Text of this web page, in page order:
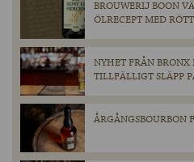
BROUWERIJ BOON
ÖLRECEPT MED
NYHET FRÅN BRONX
TILLFÄLLIGT SLÄPP
ÅRGÅNGSBOURBON